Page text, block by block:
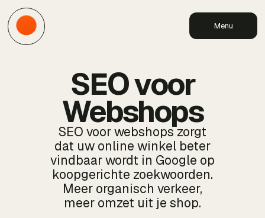
Menu
SEO voor
Webshops
SEO voor webshops zorgt
dat uw online winkel beter
vindbaar wordt in Google op
koopgerichte zoekwoorden.
Meer organisch verkeer,
meer omzet uit je shop.